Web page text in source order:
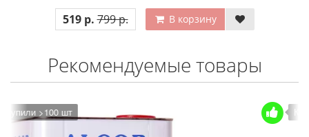
519 р. 799 р. В корзину
Рекомендуемые товары
Купили >100 шт